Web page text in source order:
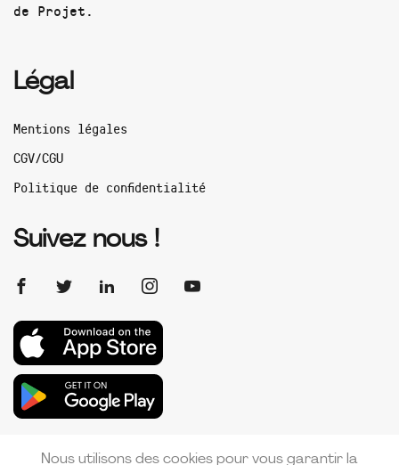
de Projet.
Légal
Mentions légales
CGV/CGU
Politique de confidentialité
Suivez nous !
Nous utilisons des cookies pour vous garantir la